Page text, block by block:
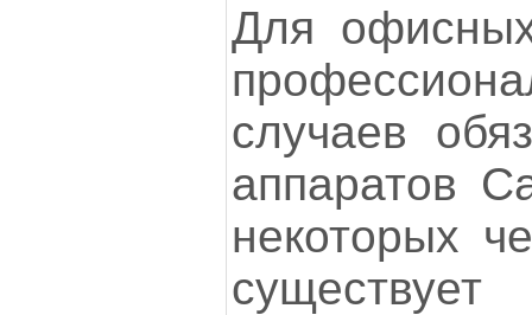
Для
случаев
аппаратов
некоторых